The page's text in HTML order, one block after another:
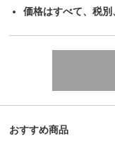
価格はすべて、税別
おすすめ商品